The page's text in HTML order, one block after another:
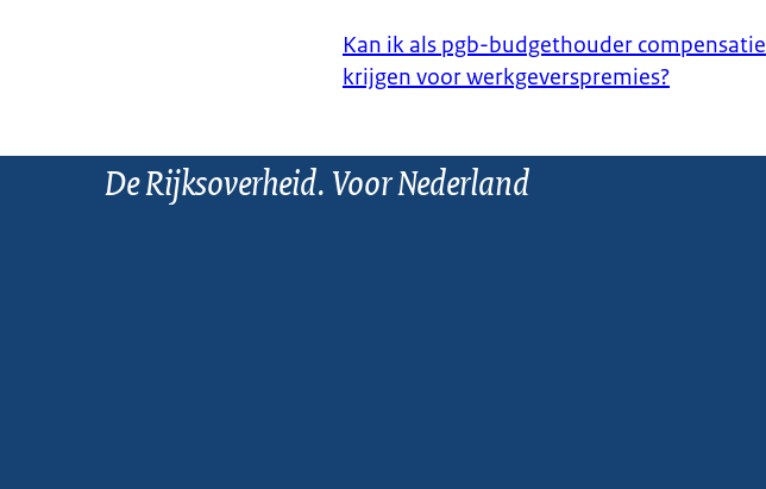
Kan ik als pgb-budgethouder compensatie
krijgen voor werkgeverspremies?
De Rijksoverheid. Voor Nederland